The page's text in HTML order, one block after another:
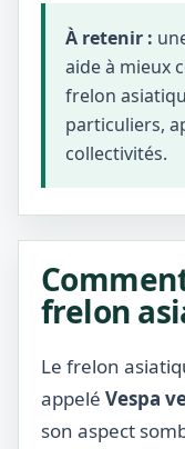
À retenir :
aide à mieux
frelon
particuliers,
collectivités.
frelon
Le frelon
appelé Vespa
son aspect